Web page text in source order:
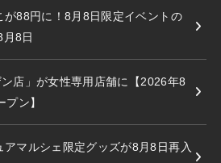
が88円に！8月8日限定イベントの
8日
ン店」が女性専用店舗に【2026年8
ン】
アマルシェ限定グッズが8月8日再入